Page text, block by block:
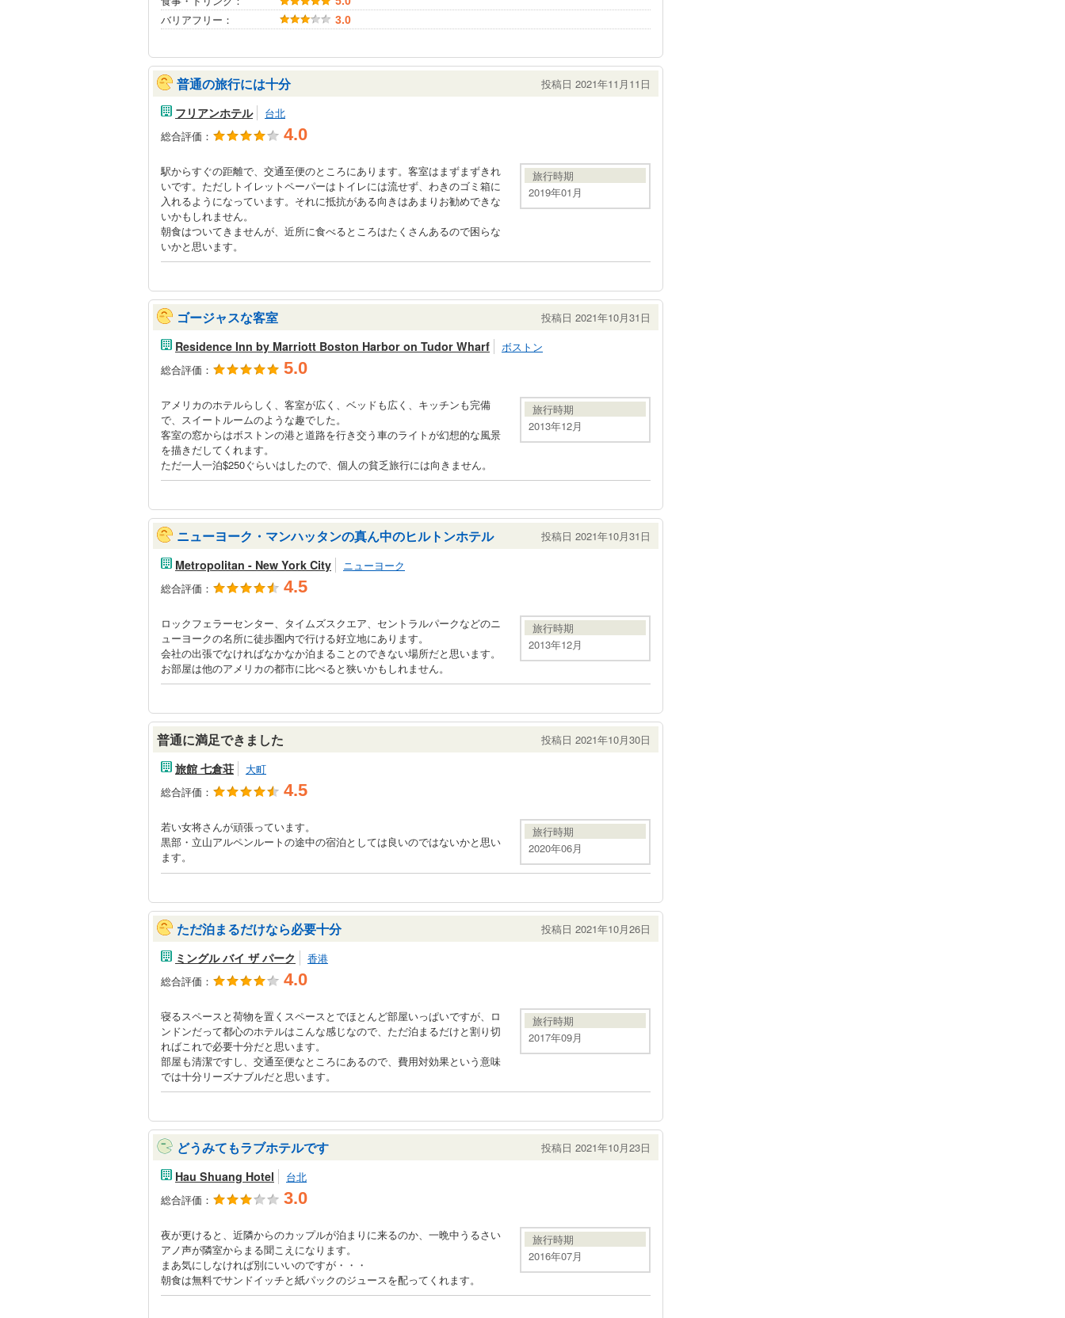
バリアフリー： 3.0
普通の旅行には十分 投稿日 2021年11月11日
フリアンホテル
台北
総合評価：
4.0
駅からすぐの距離で、交通至便のところにあります。客室はまずまずきれ
いです。ただしトイレットペーパーはトイレには流せず、わきのゴミ箱に
入れるようになっています。それに抵抗がある向きはあまりお勧めできな
いかもしれません。
朝食はついてきませんが、近所に食べるところはたくさんあるので困らな
いかと思います。
旅行時期
2019年01月
ゴージャスな客室 投稿日 2021年10月31日
Residence Inn by Marriott Boston Harbor on Tudor Wharf
ボストン
総合評価：
5.0
アメリカのホテルらしく、客室が広く、ベッドも広く、キッチンも完備
で、スイートルームのような趣でした。
客室の窓からはボストンの港と道路を行き交う車のライトが幻想的な風景
を描きだしてくれます。
ただ一人一泊$250ぐらいはしたので、個人の貧乏旅行には向きません。
旅行時期
2013年12月
ニューヨーク・マンハッタンの真ん中のヒルトンホテル 投稿日 2021年10月31日
Metropolitan - New York City
ニューヨーク
総合評価：
4.5
ロックフェラーセンター、タイムズスクエア、セントラルパークなどのニ
ューヨークの名所に徒歩圏内で行ける好立地にあります。
会社の出張でなければなかなか泊まることのできない場所だと思います。
お部屋は他のアメリカの都市に比べると狭いかもしれません。
旅行時期
2013年12月
普通に満足できました 投稿日 2021年10月30日
旅館 七倉荘
大町
総合評価：
4.5
若い女将さんが頑張っています。
黒部・立山アルペンルートの途中の宿泊としては良いのではないかと思い
ます。
旅行時期
2020年06月
ただ泊まるだけなら必要十分 投稿日 2021年10月26日
ミングル バイ ザ パーク
香港
総合評価：
4.0
寝るスペースと荷物を置くスペースとでほとんど部屋いっぱいですが、ロ
ンドンだって都心のホテルはこんな感じなので、ただ泊まるだけと割り切
ればこれで必要十分だと思います。
部屋も清潔ですし、交通至便なところにあるので、費用対効果という意味
では十分リーズナブルだと思います。
旅行時期
2017年09月
どうみてもラブホテルです 投稿日 2021年10月23日
Hau Shuang Hotel
台北
総合評価：
3.0
夜が更けると、近隣からのカップルが泊まりに来るのか、一晩中うるさい
アノ声が隣室からまる聞こえになります。
まあ気にしなければ別にいいのですが・・・
朝食は無料でサンドイッチと紙パックのジュースを配ってくれます。
旅行時期
2016年07月